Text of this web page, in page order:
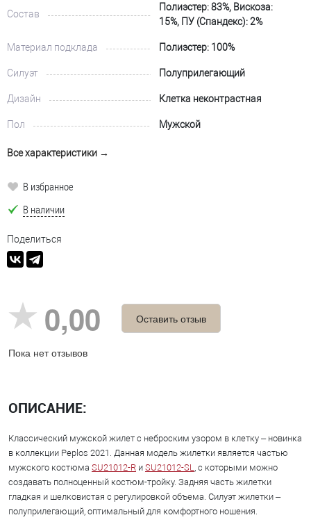
Состав
Полиэстер: 83%, Вискоза:
15%, ПУ (Спандекс): 2%
Материал подклада Полиэстер: 100%
Силуэт Полуприлегающий
Дизайн Клетка неконтрастная
Пол Мужской
Все характеристики →
В избранное
В наличии
Поделиться
0,00
Пока нет отзывов
Оставить отзыв
ОПИСАНИЕ:
Классический мужской жилет с неброским узором в клетку – новинка
в коллекции Peplos 2021. Данная модель жилетки является частью
мужского костюма SU21012-R и SU21012-SL, с которыми можно
создавать полноценный костюм-тройку. Задняя часть жилетки
гладкая и шелковистая с регулировкой объема. Силуэт жилетки –
полуприлегающий, оптимальный для комфортного ношения.